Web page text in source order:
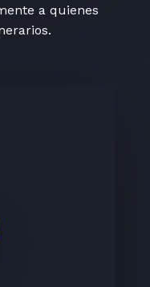
a quienes